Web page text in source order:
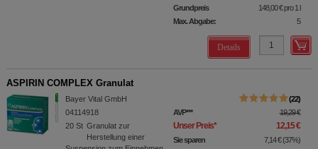
Grundpreis
148,00 €pro 1 l
Max. Abgabe:
5
Details
ASPIRIN COMPLEX Granulat
Bayer Vital GmbH
04114918
20 St Granulat zur
Herstellung einer
22
AVP*** 19,29 €
Unser Preis* 12,15 €
Sie sparen 7,14 € (37%)